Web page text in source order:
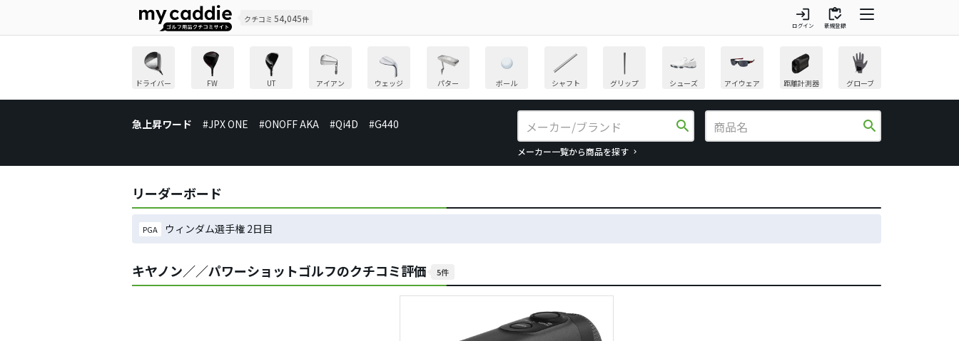
クチコミ 54,045件 login
ログイン
inventory
新規登録
ドライバー FW UT アイアン ウェッジ パター ボール シャフト グリップ シューズ アイウェア 距離計測器 グローブ
急上昇ワード #JPX ONE #ONOFF AKA #Qi4D #G440 search
メーカー一覧から商品を探す
search
リーダーボード
PGA ウィンダム選手権 2日目
キヤノン／／パワーショットゴルフのクチコミ評価 5件